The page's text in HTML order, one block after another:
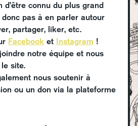
d’être connu du plus grand
donc pas à en parler autour
partager, liker, etc.
Facebook et Instagram !
notre équipe et nous
site.
nous soutenir à
ou un don via la plateforme